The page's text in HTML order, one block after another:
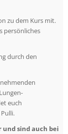
zu dem Kurs mit.
persönliches
durch den
euch
und sind auch bei